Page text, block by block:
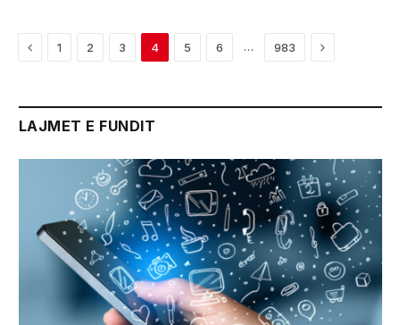
Previous
1 2 3 4 5 6 … 983 Next
LAJMET E FUNDIT